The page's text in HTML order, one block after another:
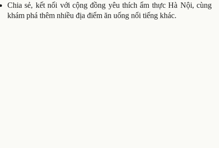
Chia sẻ, kết nối với cộng đồng yêu thích ẩm thực Hà Nội, cùng
khám phá thêm nhiều địa điểm ăn uống nổi tiếng khác.